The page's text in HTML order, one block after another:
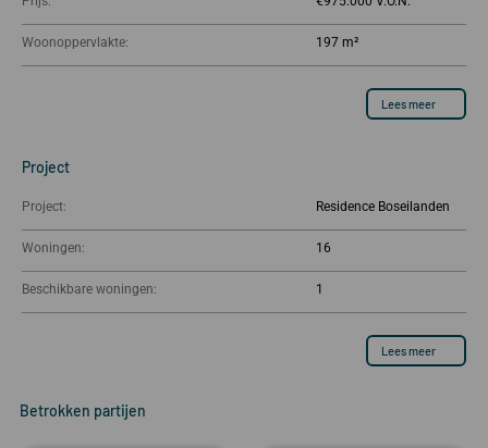
Woonoppervlakte: 197 m²
Lees meer
Project
Project: Residence Boseilanden
Woningen: 16
Beschikbare woningen: 1
Lees meer
Betrokken partijen